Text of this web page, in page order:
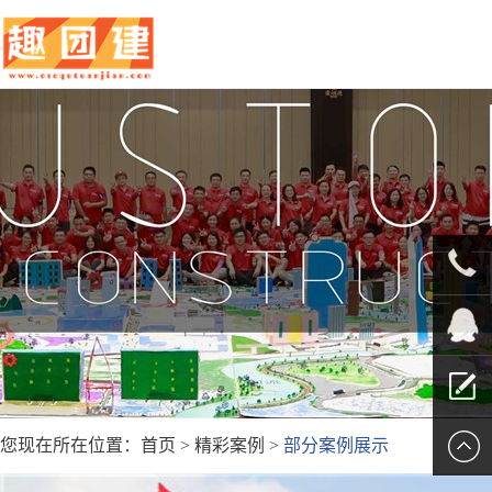
您现在所在位置： 首页 > 精彩案例 > 部分案例展示
010-
QQ客服
留言报